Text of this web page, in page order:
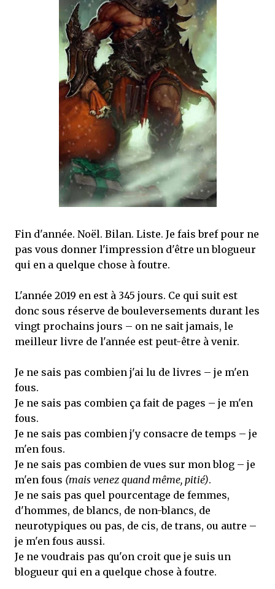
que Thomas connaissait et appréciait Olivier. Marlowe découvre une ville qu’il
ne connaissait pas, habitée par la méfiance, la peur et le rigorisme de la Ligue,
une ville pleine de mystères et de vieilles rancœurs. La Dame d...
Fin d'année. Noël. Bilan. Liste. Je fais bref pour ne
pas vous donner l'impression d'être un blogueur
qui en a quelque chose à foutre.
L'année 2019 en est à 345 jours. Ce qui suit est
donc sous réserve de bouleversements durant les
vingt prochains jours – on ne sait jamais, le
meilleur livre de l'année est peut-être à venir.
Je ne sais pas combien j'ai lu de livres – je m'en
fous.
Je ne sais pas combien ça fait de pages – je m'en
fous.
Je ne sais pas combien j'y consacre de temps – je
m'en fous.
Je ne sais pas combien de vues sur mon blog – je
m'en fous (mais venez quand même, pitié).
Je ne sais pas quel pourcentage de femmes,
d'hommes, de blancs, de non-blancs, de
neurotypiques ou pas, de cis, de trans, ou autre –
je m'en fous aussi.
Je ne voudrais pas qu'on croit que je suis un
blogueur qui en a quelque chose à foutre.